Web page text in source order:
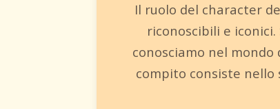
Il ruolo del character
riconoscibili e
conosciamo nel
compito consiste nello